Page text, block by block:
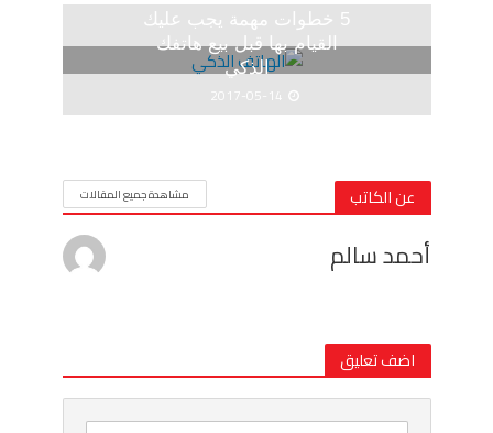
5 خطوات مهمة يجب عليك
القيام بها قبل بيع هاتفك
الذكي
2017-05-14
عن الكاتب مشاهدة جميع المقالات
أحمد سالم
اضف تعليق